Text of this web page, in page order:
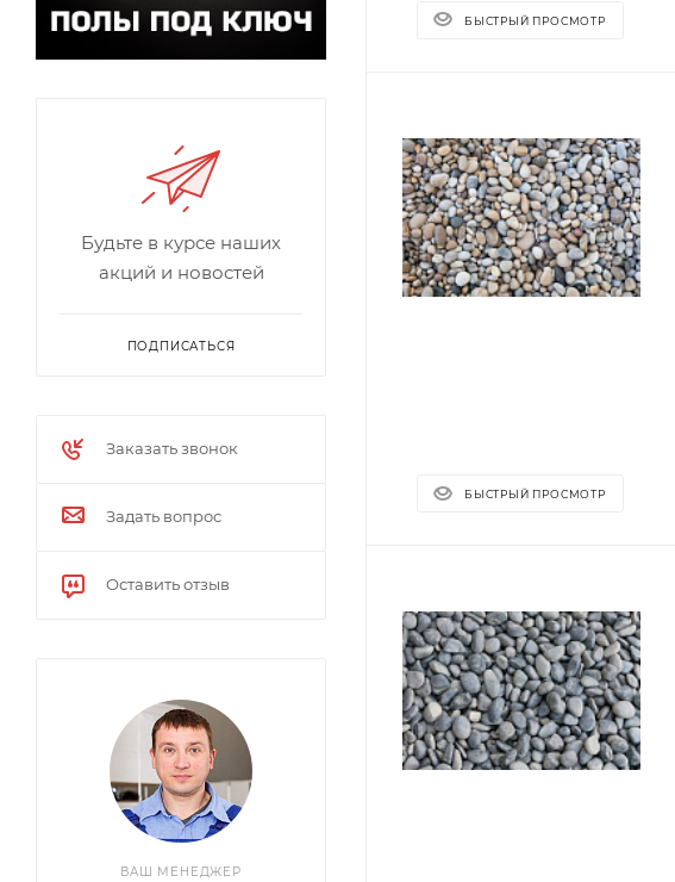
БЫСТРЫЙ ПРОСМОТР
БЫСТРЫЙ ПРОСМОТР
Будьте в курсе наших
акций и новостей
ПОДПИСАТЬСЯ
Заказать звонок
Задать вопрос
Оставить отзыв
ВАШ МЕНЕДЖЕР